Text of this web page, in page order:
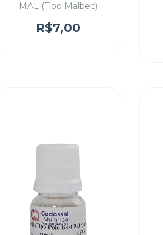
MAL (Tipo Malbec)
R$7,00